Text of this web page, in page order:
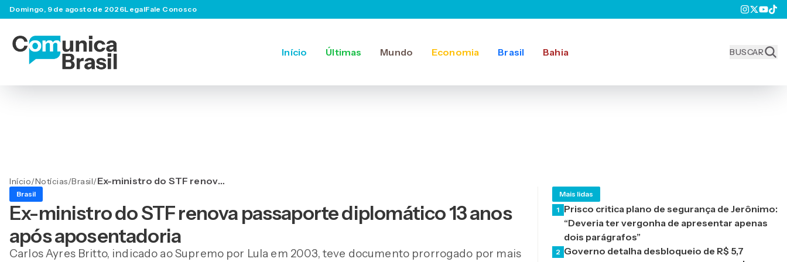
Domingo, 9 de agosto de 2026LegalFale Conosco
Início Últimas Mundo Economia Brasil Bahia BUSCAR
Início/Notícias/Brasil/Ex-ministro do STF renova
anos após aposentadoria
Brasil
Ex-ministro do STF renova passaporte diplomático 13 anos
após aposentadoria
Carlos Ayres Britto, indicado ao Supremo por Lula em 2003, teve documento prorrogado por mais
Mais lidas
1 Prisco critica plano de segurança de Jerônimo:
“Deveria ter vergonha de apresentar apenas
dois parágrafos”
2 Governo detalha desbloqueio de R$ 5,7